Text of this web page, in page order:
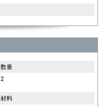
数量
2
材料